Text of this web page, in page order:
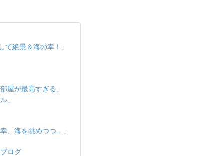
絶景＆海の幸！」
屋が最高すぎる」
」
、海を眺めつつ…」
ログ